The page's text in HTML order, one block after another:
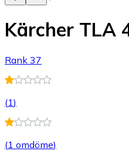
Kärcher TLA
Rank 37
(1)
(1 omdöme)